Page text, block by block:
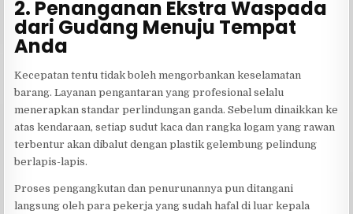
2. Penanganan Ekstra Waspada
dari Gudang Menuju Tempat
Anda
Kecepatan tentu tidak boleh mengorbankan keselamatan
barang. Layanan pengantaran yang profesional selalu
menerapkan standar perlindungan ganda. Sebelum dinaikkan ke
atas kendaraan, setiap sudut kaca dan rangka logam yang rawan
terbentur akan dibalut dengan plastik gelembung pelindung
berlapis-lapis.
Proses pengangkutan dan penurunannya pun ditangani
langsung oleh para pekerja yang sudah hafal di luar kepala